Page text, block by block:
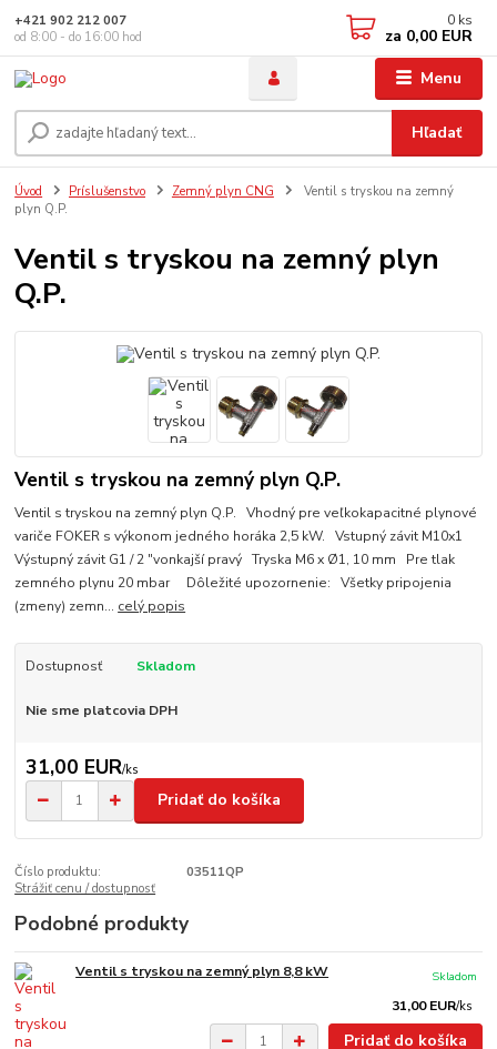
Menu
Hľadať
+421 902 212 007
od 8:00 - do 16:00 hod
0 ks
za 0,00 EUR
Úvod Príslušenstvo Zemný plyn CNG
Ventil s tryskou na zemný
plyn Q.P.
Ventil s tryskou na zemný plyn
Q.P.
Ventil s tryskou na zemný plyn Q.P.
Ventil s tryskou na zemný plyn Q.P. Vhodný pre veľkokapacitné plynové
variče FOKER s výkonom jedného horáka 2,5 kW. Vstupný závit M10x1
Výstupný závit G1 / 2 "vonkajší pravý Tryska M6 x Ø1, 10 mm Pre tlak
zemného plynu 20 mbar Dôležité upozornenie: Všetky pripojenia
(zmeny) zemn... celý popis
Dostupnosť Skladom
Nie sme platcovia DPH
31,00 EUR/ks
Pridať do košíka
Číslo produktu:
03511QP
Strážiť cenu / dostupnosť
Podobné produkty
Ventil s tryskou na zemný plyn 8,8 kW
31,00 EUR/ks
Skladom
Pridať do košíka